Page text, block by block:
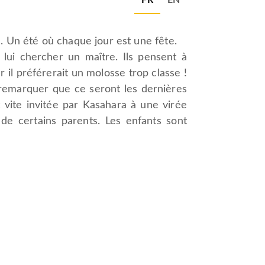
Un été où chaque jour est une fête.
chercher un maître. Ils pensent à
il préférerait un molosse trop classe !
que ce seront les dernières
invitée par Kasahara à une virée
certains parents. Les enfants sont